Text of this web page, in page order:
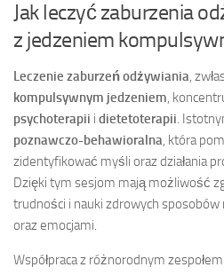
Jak leczyć zaburzenia
z jedzeniem
Leczenie zaburzeń odżywiania ,
kompulsywnym jedzeniem ,
psychoterapii i dietetoterapii .
poznawczo-behawioralna , która
zidentyfikować myśli oraz działania
Dzięki tym sesjom mają możliwość
trudności i nauki zdrowych
oraz emocjami.
Współpraca z różnorodnym